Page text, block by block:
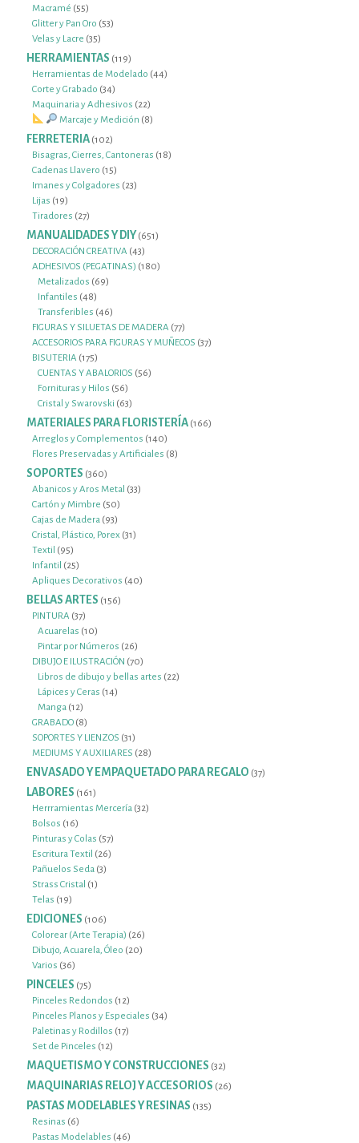
Macramé 5555
productos
Glitter y Pan Oro 5353
Velas y Lacre 3535
productos
HERRAMIENTAS 119119
productos
Herramientas de Modelado 4444
Corte y Grabado 3434
productos
Maquinaria y Adhesivos 2222
productos
Marcaje y Medición 88
FERRETERIA 102102
productos
Bisagras, Cierres, Cantoneras 1818
Cadenas Llavero 1515
productos
Imanes y Colgadores 2323
Lijas 1919
productos
Tiradores 2727
productos
MANUALIDADES Y DIY 651651
DECORACIÓN CREATIVA 4343
productos
ADHESIVOS (PEGATINAS) 180180
Metalizados 6969
Infantiles 4848
productos
Transferibles 4646
productos
FIGURAS Y SILUETAS DE MADERA 7777
productos
ACCESORIOS PARA FIGURAS Y MUÑECOS 3737
BISUTERIA 175175
productos
CUENTAS Y ABALORIOS 5656
Fornituras y Hilos 5656
productos
Cristal y Swarovski 6363
productos
MATERIALES PARA FLORISTERÍA 166166
Arreglos y Complementos 140140
productos
Flores Preservadas y Artificiales 88
SOPORTES 360360
productos
Abanicos y Aros Metal 3333
Cartón y Mimbre 5050
productos
Cajas de Madera 9393
productos
Cristal, Plástico, Porex 3131
Textil 9595
productos
Infantil 2525
productos
Apliques Decorativos 4040
BELLAS ARTES 156156
PINTURA 3737
productos
Acuarelas 1010
productos
Pintar por Números 2626
productos
DIBUJO E ILUSTRACIÓN 7070
productos
Libros de dibujo y bellas artes 2222
Lápices y Ceras 1414
Manga 1212
productos
GRABADO 88
productos
SOPORTES Y LIENZOS 3131
productos
MEDIUMS Y AUXILIARES 2828
productos
ENVASADO Y EMPAQUETADO PARA REGALO 3737
LABORES 161161
productos
Herrramientas Mercería 3232
Bolsos 1616
productos
Pinturas y Colas 5757
productos
Escritura Textil 2626
Pañuelos Seda 33
Strass Cristal 11
Telas 1919
productos
EDICIONES 106106
productos
Colorear (Arte Terapia) 2626
productos
Dibujo, Acuarela, Óleo 2020
Varios 3636
productos
PINCELES 7575
productos
Pinceles Redondos 1212
productos
Pinceles Planos y Especiales 3434
Paletinas y Rodillos 1717
Set de Pinceles 1212
productos
MAQUETISMO Y CONSTRUCCIONES 3232
MAQUINARIAS RELOJ Y ACCESORIOS 2626
PASTAS MODELABLES Y RESINAS 135135
Resinas 66
productos
Pastas Modelables 4646